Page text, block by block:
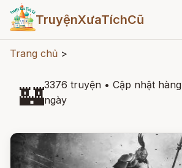
TruyệnXưaTíchCũ
Trang chủ >
🏰3376 truyện • Cập nhật hàng
ngày